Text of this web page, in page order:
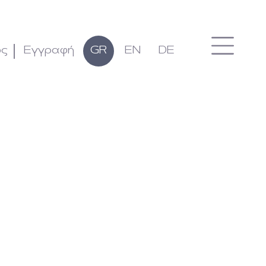
Εγγραφή GR EN DE